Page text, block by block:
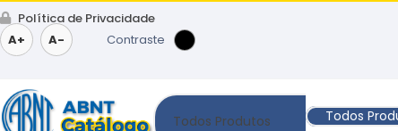
Política de Privacidade
A+
A-
Contraste
Todos